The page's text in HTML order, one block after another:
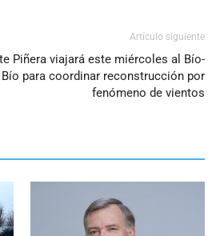
Artículo siguiente
Piñera viajará este miércoles al Bío-
Bío para coordinar reconstrucción por
fenómeno de vientos